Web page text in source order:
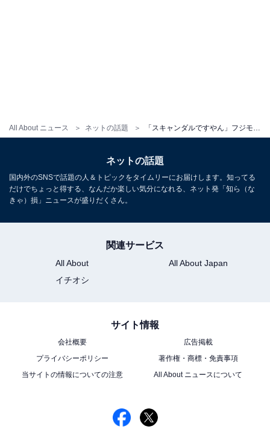
All About ニュース ネットの話題 「スキャンダルですやん」フジモン、美女との“5年ぶりのデート”ショットに驚きの声！ 「もうキムタクやん」
ネットの話題
国内外のSNSで話題の人＆トピックをタイムリーにお届けします。知ってる
だけでちょっと得する、なんだか楽しい気分になれる、ネット発「知ら（な
きゃ）損」ニュースが盛りだくさん。
関連サービス
All About
All About Japan
イチオシ
サイト情報
会社概要
広告掲載
プライバシーポリシー
著作権・商標・免責事項
当サイトの情報についての注意
All About ニュースについて